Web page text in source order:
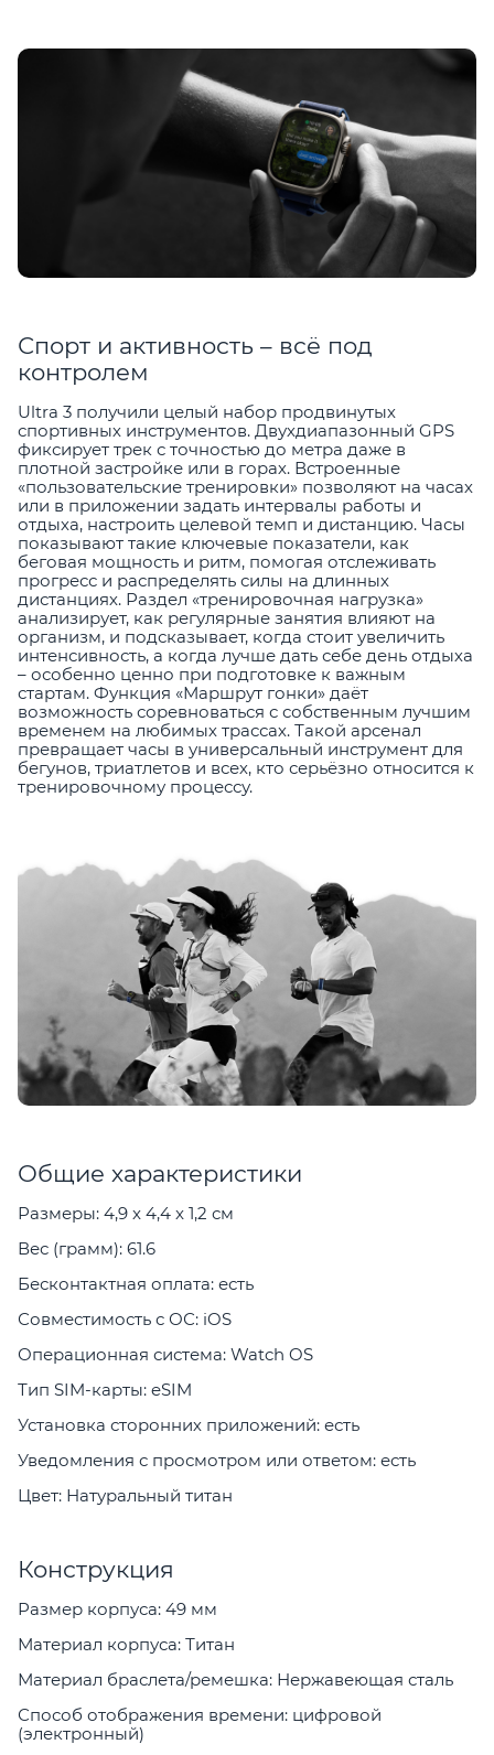
Спорт и активность – всё под
контролем
Ultra 3 получили целый набор продвинутых
спортивных инструментов. Двухдиапазонный GPS
фиксирует трек с точностью до метра даже в
плотной застройке или в горах. Встроенные
«пользовательские тренировки» позволяют на часах
или в приложении задать интервалы работы и
отдыха, настроить целевой темп и дистанцию. Часы
показывают такие ключевые показатели, как
беговая мощность и ритм, помогая отслеживать
прогресс и распределять силы на длинных
дистанциях. Раздел «тренировочная нагрузка»
анализирует, как регулярные занятия влияют на
организм, и подсказывает, когда стоит увеличить
интенсивность, а когда лучше дать себе день отдыха
– особенно ценно при подготовке к важным
стартам. Функция «Маршрут гонки» даёт
возможность соревноваться с собственным лучшим
временем на любимых трассах. Такой арсенал
превращает часы в универсальный инструмент для
бегунов, триатлетов и всех, кто серьёзно относится к
тренировочному процессу.
Общие характеристики
Размеры: 4,9 x 4,4 x 1,2 см
Вес (грамм): 61.6
Бесконтактная оплата: есть
Совместимость с ОС: iOS
Операционная система: Watch OS
Тип SIM-карты: eSIM
Установка сторонних приложений: есть
Уведомления с просмотром или ответом: есть
Цвет: Натуральный титан
Конструкция
Размер корпуса: 49 мм
Материал корпуса: Титан
Материал браслета/ремешка: Нержавеющая сталь
Способ отображения времени: цифровой
(электронный)